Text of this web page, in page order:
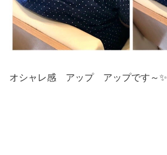
オシャレ感 アップ アップです～✨